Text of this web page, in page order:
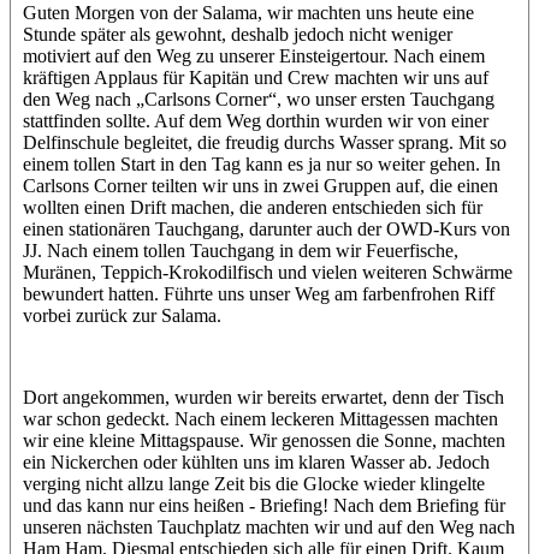
Guten Morgen von der Salama, wir machten uns heute eine
Stunde später als gewohnt, deshalb jedoch nicht weniger
motiviert auf den Weg zu unserer Einsteigertour. Nach einem
kräftigen Applaus für Kapitän und Crew machten wir uns auf
den Weg nach „Carlsons Corner“, wo unser ersten Tauchgang
stattfinden sollte. Auf dem Weg dorthin wurden wir von einer
Delfinschule begleitet, die freudig durchs Wasser sprang. Mit so
einem tollen Start in den Tag kann es ja nur so weiter gehen. In
Carlsons Corner teilten wir uns in zwei Gruppen auf, die einen
wollten einen Drift machen, die anderen entschieden sich für
einen stationären Tauchgang, darunter auch der OWD-Kurs von
JJ. Nach einem tollen Tauchgang in dem wir Feuerfische,
Muränen, Teppich-Krokodilfisch und vielen weiteren Schwärme
bewundert hatten. Führte uns unser Weg am farbenfrohen Riff
vorbei zurück zur Salama.
Dort angekommen, wurden wir bereits erwartet, denn der Tisch
war schon gedeckt. Nach einem leckeren Mittagessen machten
wir eine kleine Mittagspause. Wir genossen die Sonne, machten
ein Nickerchen oder kühlten uns im klaren Wasser ab. Jedoch
verging nicht allzu lange Zeit bis die Glocke wieder klingelte
und das kann nur eins heißen - Briefing! Nach dem Briefing für
unseren nächsten Tauchplatz machten wir und auf den Weg nach
Ham Ham. Diesmal entschieden sich alle für einen Drift. Kaum